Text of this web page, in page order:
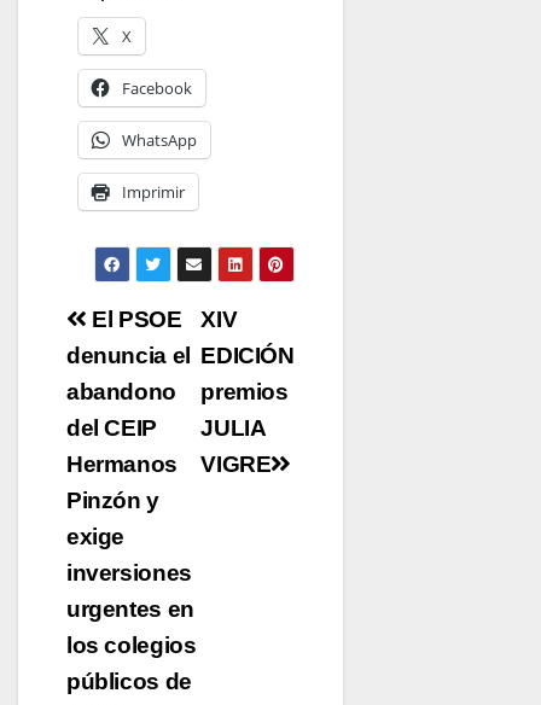
X
Facebook
WhatsApp
Imprimir
Navegación
de
entradas
XIV
EDICIÓN
premios
JULIA
VIGRE
El PSOE
denuncia el
abandono
del CEIP
Hermanos
Pinzón y
exige
inversiones
urgentes en
los colegios
públicos de